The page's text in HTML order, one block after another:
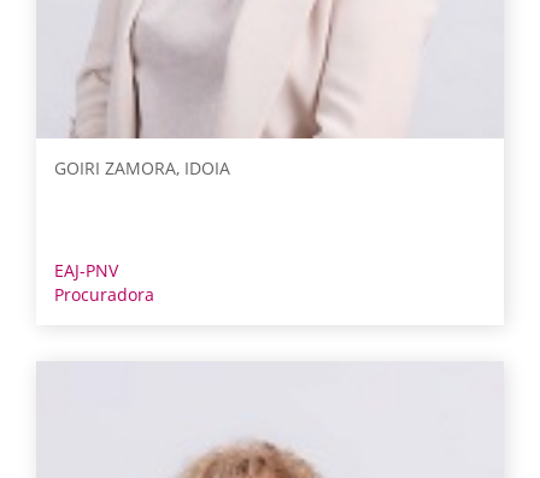
GOIRI ZAMORA, IDOIA
EAJ-PNV
Procuradora